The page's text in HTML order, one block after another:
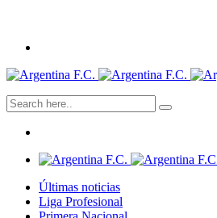
Últimas noticias
Liga Profesional